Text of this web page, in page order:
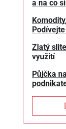
a na co
Zlatý
využití
Půjčka